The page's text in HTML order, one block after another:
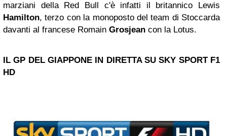
marziani della Red Bull c'è infatti il britannico Lewis
Hamilton, terzo con la monoposto del team di Stoccarda
davanti al francese Romain Grosjean con la Lotus.
IL GP DEL GIAPPONE IN DIRETTA SU SKY SPORT F1
HD